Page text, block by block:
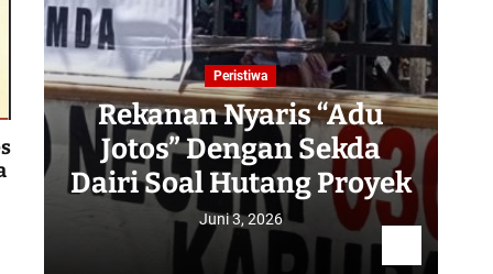
Peristiwa
Rekanan Nyaris “Adu
Jotos” Dengan Sekda
Dairi Soal Hutang Proyek
Juni 3, 2026